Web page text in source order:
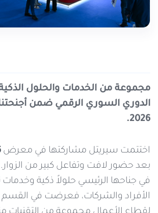
خدمات التعبئة والرصيد
عرض المزيد
تفاصيل الخدمة
اتصل بنا
شبكة التوزيع
الإجراءات
مجموعة من الخدمات والحلول
2026.
اختتمت سيريتل مشاركتها في معرض
بعد حضور لافت وتفاعل كبير من
في جناحها الرئيسي حلولاً ذكية وخدمات
الأفراد والشركات، فعرضت في